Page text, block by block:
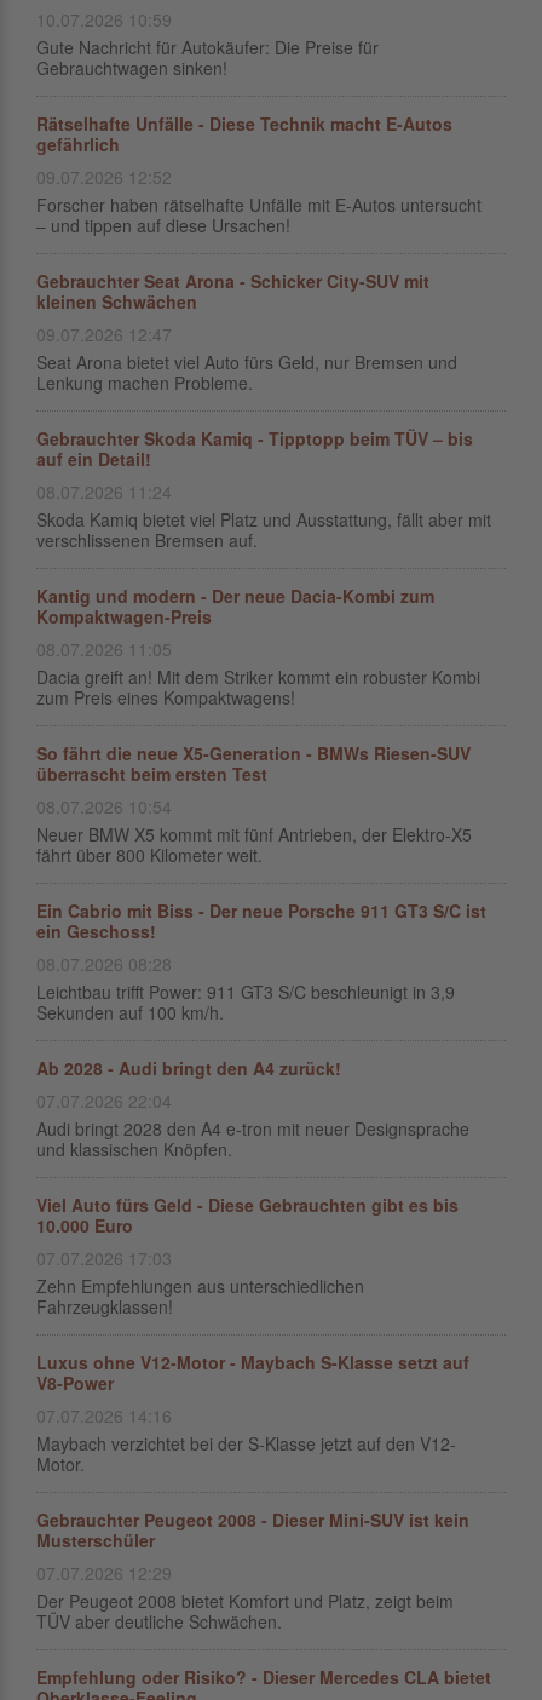
10.07.2026 10:59
Gute Nachricht für Autokäufer: Die Preise für
Gebrauchtwagen sinken!
Rätselhafte Unfälle - Diese Technik macht E-Autos
gefährlich
09.07.2026 12:52
Forscher haben rätselhafte Unfälle mit E-Autos untersucht
– und tippen auf diese Ursachen!
Gebrauchter Seat Arona - Schicker City-SUV mit
kleinen Schwächen
09.07.2026 12:47
Seat Arona bietet viel Auto fürs Geld, nur Bremsen und
Lenkung machen Probleme.
Gebrauchter Skoda Kamiq - Tipptopp beim TÜV – bis
auf ein Detail!
08.07.2026 11:24
Skoda Kamiq bietet viel Platz und Ausstattung, fällt aber mit
verschlissenen Bremsen auf.
Kantig und modern - Der neue Dacia-Kombi zum
Kompaktwagen-Preis
08.07.2026 11:05
Dacia greift an! Mit dem Striker kommt ein robuster Kombi
zum Preis eines Kompaktwagens!
So fährt die neue X5-Generation - BMWs Riesen-SUV
überrascht beim ersten Test
08.07.2026 10:54
Neuer BMW X5 kommt mit fünf Antrieben, der Elektro-X5
fährt über 800 Kilometer weit.
Ein Cabrio mit Biss - Der neue Porsche 911 GT3 S/C ist
ein Geschoss!
08.07.2026 08:28
Leichtbau trifft Power: 911 GT3 S/C beschleunigt in 3,9
Sekunden auf 100 km/h.
Ab 2028 - Audi bringt den A4 zurück!
07.07.2026 22:04
Audi bringt 2028 den A4 e-tron mit neuer Designsprache
und klassischen Knöpfen.
Viel Auto fürs Geld - Diese Gebrauchten gibt es bis
10.000 Euro
07.07.2026 17:03
Zehn Empfehlungen aus unterschiedlichen
Fahrzeugklassen!
Luxus ohne V12-Motor - Maybach S-Klasse setzt auf
V8-Power
07.07.2026 14:16
Maybach verzichtet bei der S-Klasse jetzt auf den V12-
Motor.
Gebrauchter Peugeot 2008 - Dieser Mini-SUV ist kein
Musterschüler
07.07.2026 12:29
Der Peugeot 2008 bietet Komfort und Platz, zeigt beim
TÜV aber deutliche Schwächen.
Empfehlung oder Risiko? - Dieser Mercedes CLA bietet